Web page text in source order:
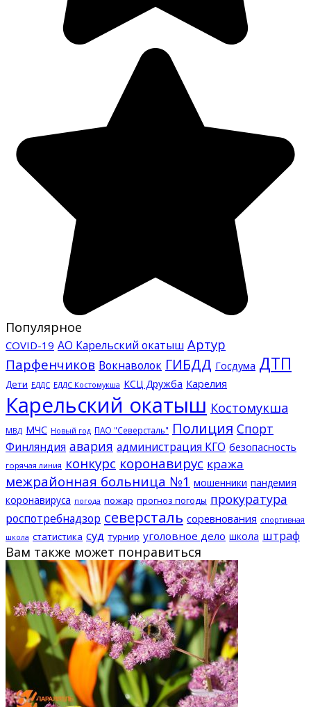
Популярное
COVID-19 АО Карельский окатыш Артур
Парфенчиков Вокнаволок ГИБДД Госдума ДТП
Дети ЕДДС ЕДДС Костомукша КСЦ Дружба Карелия
Карельский окатыш Костомукша
МВД МЧС Новый год ПАО "Северсталь" Полиция Спорт
Финляндия авария администрация КГО безопасность
горячая линия конкурс коронавирус кража
межрайонная больница №1 мошенники пандемия
коронавируса погода пожар прогноз погоды прокуратура
роспотребнадзор северсталь соревнования спортивная
школа статистика суд турнир уголовное дело школа штраф
Вам также может понравиться